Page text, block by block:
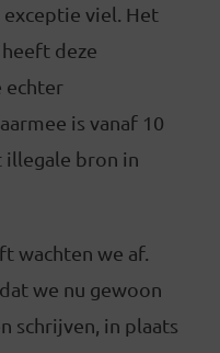
exceptie viel. Het
deze
echter
is vanaf 10
illegale bron in
wachten we af.
we nu gewoon
schrijven, in plaats